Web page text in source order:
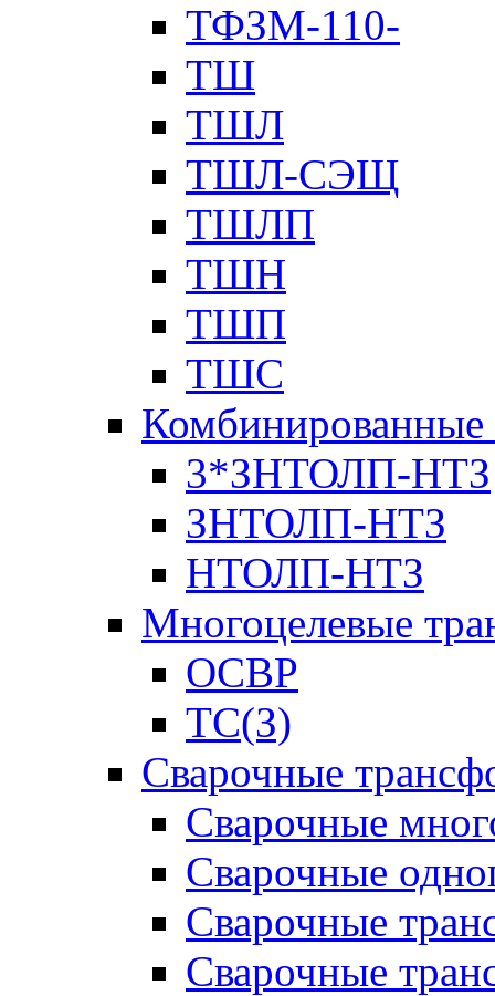
ТФЗМ-110-
ТШ
ТШЛ
ТШЛ-СЭЩ
ТШЛП
ТШН
ТШП
ТШС
Комбинированные
3*ЗНТОЛП-НТЗ
ЗНТОЛП-НТЗ
НТОЛП-НТЗ
Многоцелевые
ОСВР
ТС(З)
Сварочные
Сварочные
Сварочные
Сварочные
Сварочные